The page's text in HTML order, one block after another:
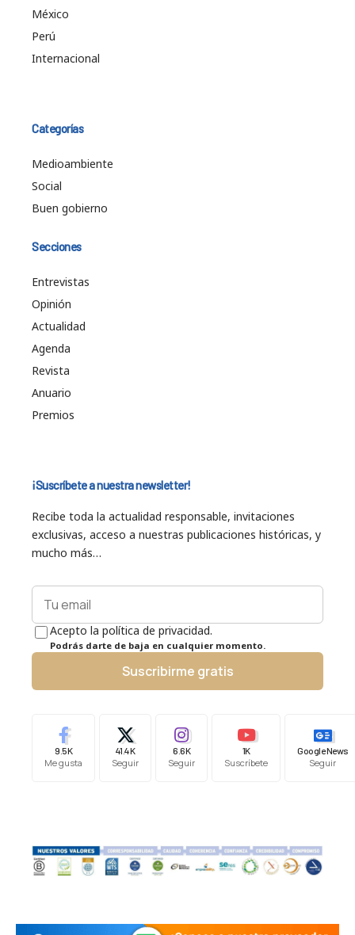
México
Perú
Internacional
Categorías
Medioambiente
Social
Buen gobierno
Secciones
Entrevistas
Opinión
Actualidad
Agenda
Revista
Anuario
Premios
¡Suscríbete a nuestra newsletter!
Recibe toda la actualidad responsable, invitaciones
exclusivas, acceso a nuestras publicaciones históricas, y
mucho más…
Acepto la política de privacidad.
Podrás darte de baja en cualquier momento.
Suscribirme gratis
9.5K
Me gusta
41.4K
Seguir
6.6K
Seguir
1K
Suscríbete
Google News
Seguir